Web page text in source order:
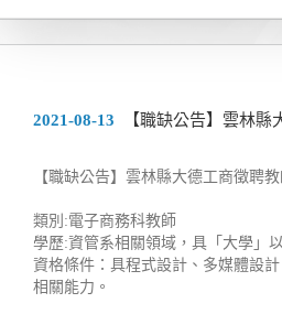
2021-08-13 【職缺公告】雲林縣
【職缺公告】雲林縣大德工商徵聘教
類別:電子商務科教師
學歷:資管系相關領域，具「大學」
資格條件：具程式設計、多媒體設
相關能力。